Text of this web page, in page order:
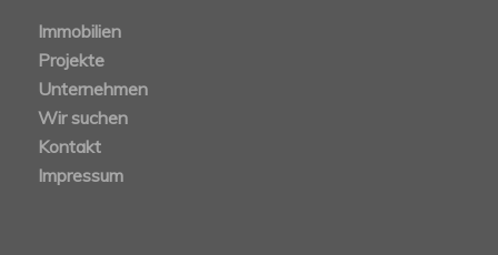
Immobilien
Projekte
Unternehmen
Wir suchen
Kontakt
Impressum